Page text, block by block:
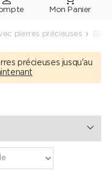
pierres précieuses
précieuses jusqu'au